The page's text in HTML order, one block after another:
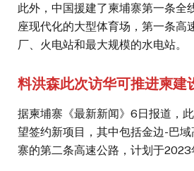
此外，中国援建了柬埔寨第一条全
座现代化的大型体育场，第一条高
厂、火电站和最大规模的水电站。
料洪森此次访华可推进柬建
据柬埔寨《最新新闻》6日报道，
望签约新项目，其中包括金边-巴
寨的第二条高速公路，计划于2023